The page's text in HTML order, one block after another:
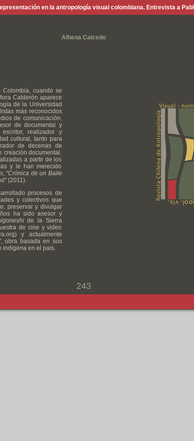
en la antropología visual colombiana. Entrevista a
Alhena Caicedo
cuando se
Calderón aparece
de la Universidad
más reconocidos
de comunicación,
de documental y
realizador y
cultural, tanto para
de decenas de
creación documental.
a partir de los
y le han merecido
“Crónica de un Baile
(2011).
procesos de
y colectivos que
preservar y divulgar
ha sido asesor y
de la Sierra
de cine y video
y actualmente
, obra basada en sus
indígena en el país.
243